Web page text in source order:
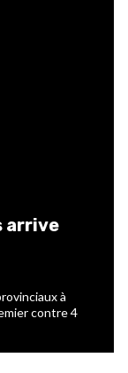
arrive
à
contre 4